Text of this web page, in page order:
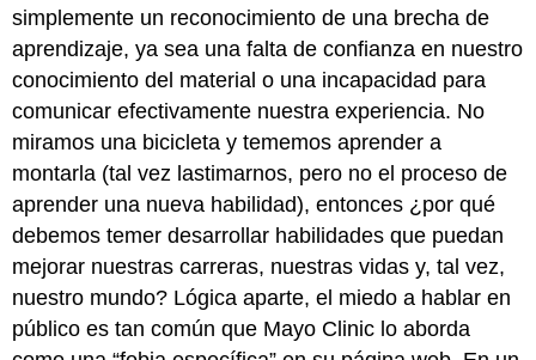
simplemente un reconocimiento de una brecha de
aprendizaje, ya sea una falta de confianza en nuestro
conocimiento del material o una incapacidad para
comunicar efectivamente nuestra experiencia. No
miramos una bicicleta y tememos aprender a
montarla (tal vez lastimarnos, pero no el proceso de
aprender una nueva habilidad), entonces ¿por qué
debemos temer desarrollar habilidades que puedan
mejorar nuestras carreras, nuestras vidas y, tal vez,
nuestro mundo? Lógica aparte, el miedo a hablar en
público es tan común que Mayo Clinic lo aborda